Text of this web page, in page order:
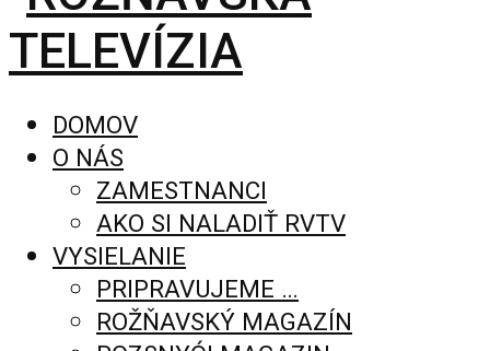
DOMOV
O NÁS
ZAMESTNANCI
AKO SI NALADIŤ RVTV
VYSIELANIE
PRIPRAVUJEME …
ROŽŇAVSKÝ MAGAZÍN